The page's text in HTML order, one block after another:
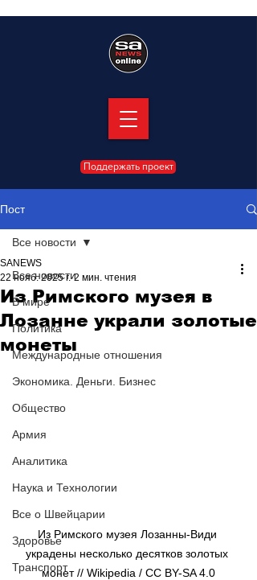
Поддержать проект
Пост
Все новости
В мире
Политика
Международные отношения
Экономика. Деньги. Бизнес
Общество
Армия
Аналитика
Наука и Технологии
Все о Швейцарии
Здоровье
Транспорт
Все новости
Из Римского музея в
Лозанне украли золотые
монеты
SANEWS
22 нояб. 2025 г. 2 мин. чтения
Из Римского музея Лозанны-Види
украдены несколько десятков золотых
монет // Wikipedia / CC BY-SA 4.0